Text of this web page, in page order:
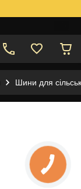
Шини для